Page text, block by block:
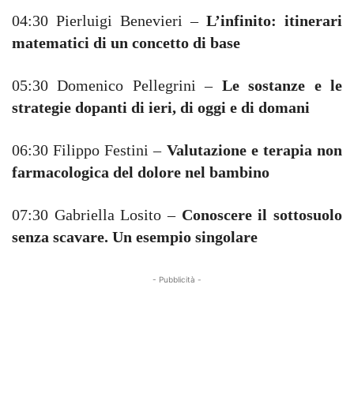
04:30 Pierluigi Benevieri – L’infinito: itinerari
matematici di un concetto di base
05:30 Domenico Pellegrini – Le sostanze e le
strategie dopanti di ieri, di oggi e di domani
06:30 Filippo Festini – Valutazione e terapia non
farmacologica del dolore nel bambino
07:30 Gabriella Losito –Conoscere il sottosuolo
senza scavare. Un esempio singolare
- Pubblicità -